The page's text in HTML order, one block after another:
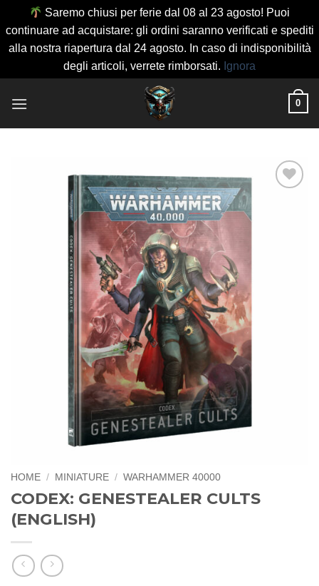
Saremo chiusi per ferie dal 08 al 23 agosto! Puoi
continuare ad acquistare: gli ordini saranno verificati e spediti
alla nostra riapertura dal 24 agosto. In caso di indisponibilità
degli articoli, verrete rimborsati. Ignora
0
HOME / MINIATURE / WARHAMMER 40000
CODEX: GENESTEALER CULTS
(ENGLISH)